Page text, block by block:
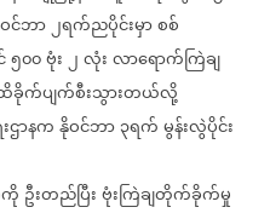
င်ဘာ၂ရက်ညပိုင်းမှာစစ်
၅၀၀ဗုံး၂လုံးလာရောက်ကြဲချ
ခိုက်ပျက်စီးသွားတယ်လို့
ဌာနကနိုဝင်ဘာ၃ရက်မွန်းလွဲပိုင်း
ဦးတည်ပြီးဗုံးကြဲချတိုက်ခိုက်မှု